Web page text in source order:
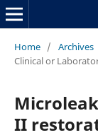
Home / Archives
Clinical or
II